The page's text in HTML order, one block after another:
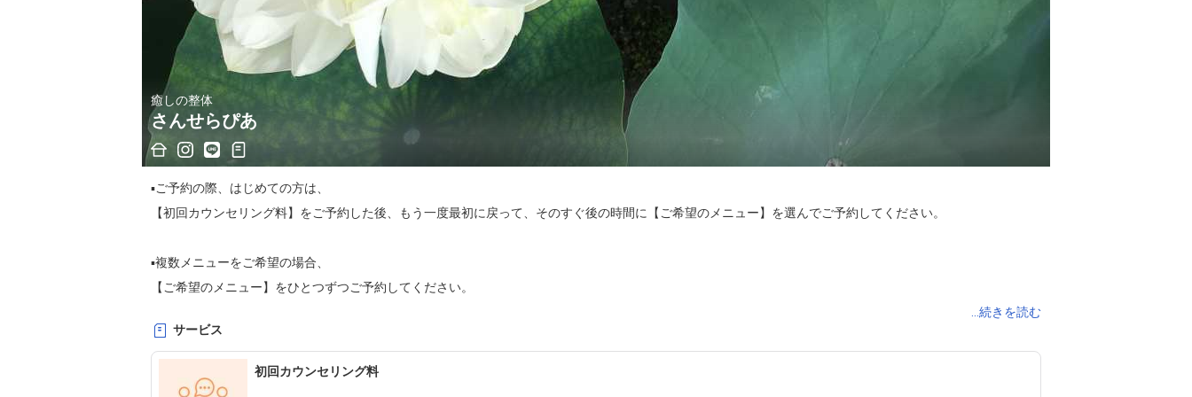
癒しの整体
さんせらぴあ
▪️ご予約の際、はじめての方は、
【初回カウンセリング料】をご予約した後、もう一度最初に戻って、そのすぐ後の時間に【ご希望のメニュー】を選んでご予約してください。
▪️複数メニューをご希望の場合、
【ご希望のメニュー】をひとつずつご予約してください。
▪️キャンセルをご希望の場合、
直接、サロンにお電話ください。こちらでは受け付けておりません。
...続きを読む
サービス
初回カウンセリング料